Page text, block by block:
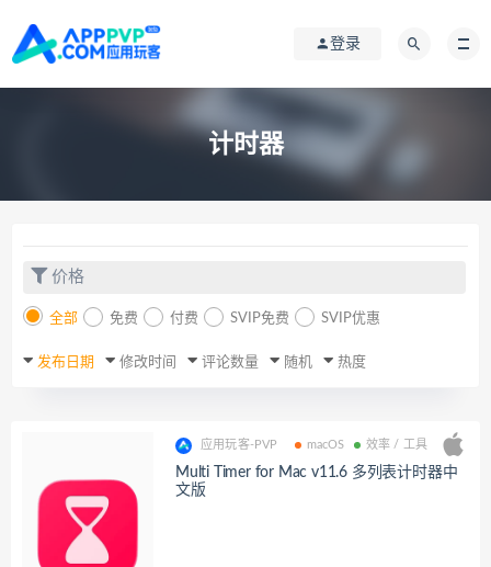
登录
计时器
价格
全部 免费 付费 SVIP免费 SVIP优惠
发布日期 修改时间 评论数量 随机 热度
应用玩客-PVP macOS 效率 / 工具
Multi Timer for Mac v11.6 多列表计时器中
文版